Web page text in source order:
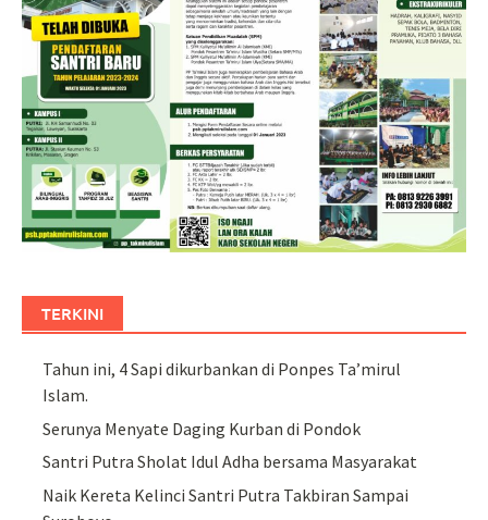
TERKINI
Tahun ini, 4 Sapi dikurbankan di Ponpes Ta’mirul
Islam.
Serunya Menyate Daging Kurban di Pondok
Santri Putra Sholat Idul Adha bersama Masyarakat
Naik Kereta Kelinci Santri Putra Takbiran Sampai